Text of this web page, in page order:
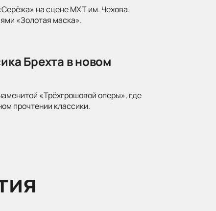
на сцене МХТ им. Чехова.
«Золотая маска».
Брехта в новом
«Трёхгрошовой оперы», где
прочтении классики.